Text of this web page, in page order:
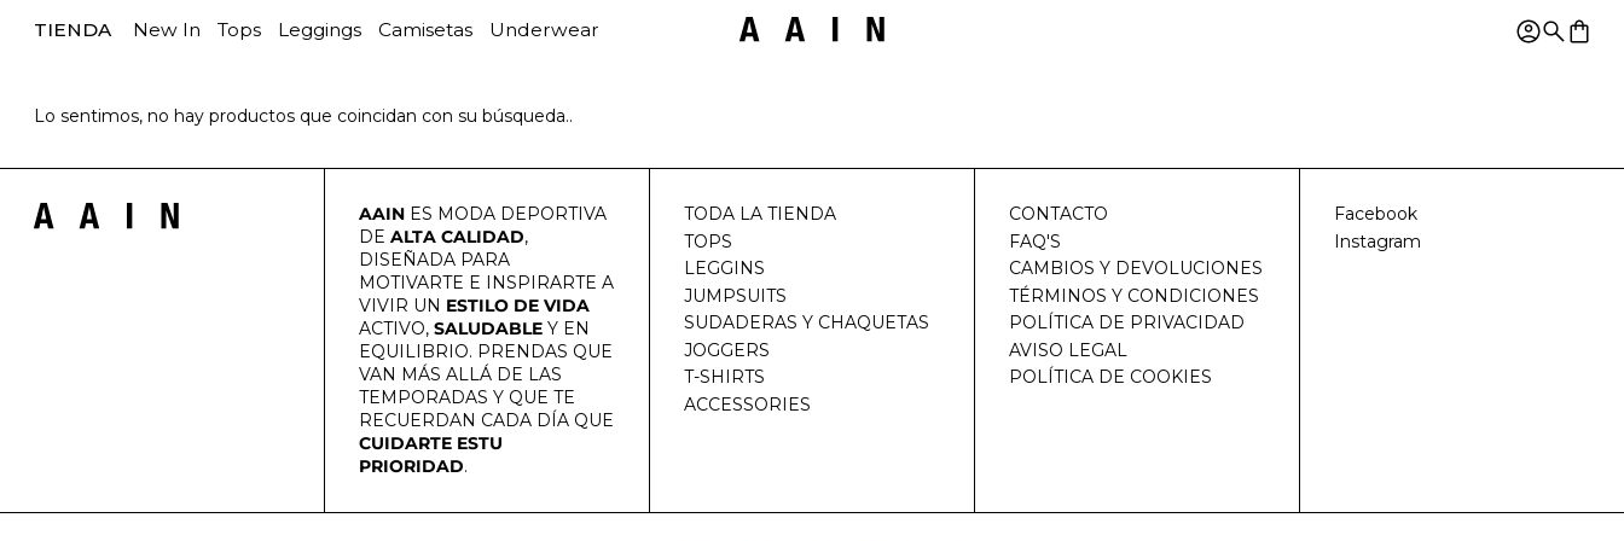
TIENDA New In Tops Leggings Camisetas Underwear Ingresar
Buscar
Lo sentimos, no hay productos que coincidan con su búsqueda..
AAIN ES MODA DEPORTIVA
DE ALTA CALIDAD,
DISEÑADA PARA
MOTIVARTE E INSPIRARTE A
VIVIR UN ESTILO DE VIDA
ACTIVO, SALUDABLE Y EN
EQUILIBRIO. PRENDAS QUE
VAN MÁS ALLÁ DE LAS
TEMPORADAS Y QUE TE
RECUERDAN CADA DÍA QUE
CUIDARTE ESTU
PRIORIDAD.
TODA LA TIENDA
TOPS
LEGGINS
JUMPSUITS
SUDADERAS Y CHAQUETAS
JOGGERS
T-SHIRTS
ACCESSORIES
CONTACTO
FAQ'S
CAMBIOS Y DEVOLUCIONES
TÉRMINOS Y CONDICIONES
POLÍTICA DE PRIVACIDAD
AVISO LEGAL
POLÍTICA DE COOKIES
Facebook
Instagram